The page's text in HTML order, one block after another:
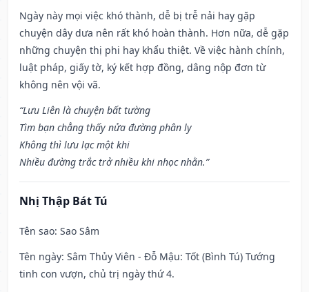
Ngày này mọi việc khó thành, dễ bị trễ nải hay gặp
chuyện dây dưa nên rất khó hoàn thành. Hơn nữa, dễ gặp
những chuyện thị phi hay khẩu thiệt. Về việc hành chính,
luật pháp, giấy tờ, ký kết hợp đồng, dâng nộp đơn từ
không nên vội vã.
“Lưu Liên là chuyện bất tường
Tìm bạn chẳng thấy nửa đường phân ly
Không thì lưu lạc một khi
Nhiều đường trắc trở nhiều khi nhọc nhằn.”
Nhị Thập Bát Tú
Tên sao: Sao Sâm
Tên ngày: Sâm Thủy Viên - Đỗ Mậu: Tốt (Bình Tú) Tướng
tinh con vượn, chủ trị ngày thứ 4.